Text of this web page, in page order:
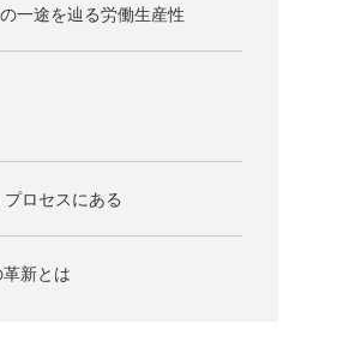
一途を辿る労働生産性
ロセスにある
新とは